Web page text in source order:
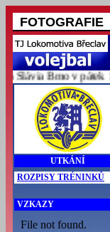
FOTOGRAFIE
Brno v pátek
UTKÁNÍ
ROZPISY TRÉNINKŮ
VZKAZY